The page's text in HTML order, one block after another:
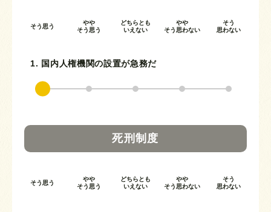
そう思う
やや
そう思う
どちらとも
いえない
やや
そう思わない
そう
思わない
1. 国内人権機関の設置が急務だ
死刑制度
そう思う
やや
そう思う
どちらとも
いえない
やや
そう思わない
そう
思わない